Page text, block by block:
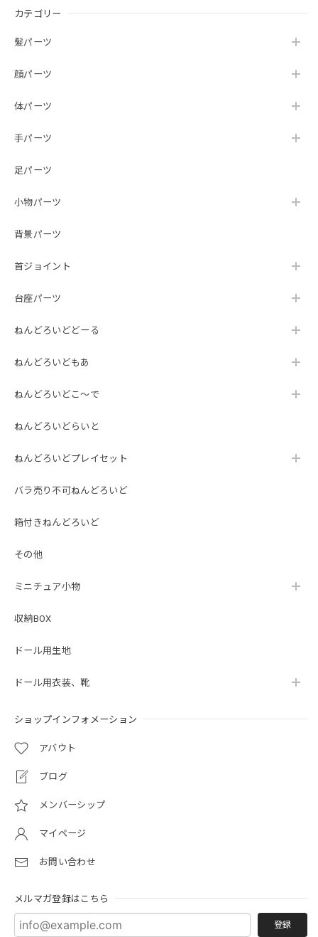
カテゴリー
髪パーツ
顔パーツ
体パーツ
手パーツ
足パーツ
小物パーツ
背景パーツ
首ジョイント
台座パーツ
ねんどろいどどーる
ねんどろいどもあ
ねんどろいどこ～で
ねんどろいどらいと
ねんどろいどプレイセット
バラ売り不可ねんどろいど
箱付きねんどろいど
その他
ミニチュア小物
収納BOX
ドール用生地
ドール用衣装、靴
ショップインフォメーション
アバウト
ブログ
メンバーシップ
マイページ
お問い合わせ
メルマガ登録はこちら
登録